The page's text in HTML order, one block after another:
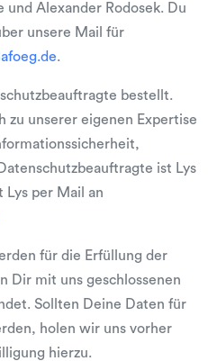
und Alexander Rodosek. Du
unsere Mail für
.
bestellt.
zu unserer eigenen Expertise
ist Lys
Lys per Mail an
für die Erfüllung der
Dir mit uns geschlossenen
Sollten Deine Daten für
holen wir uns vorher
hierzu.